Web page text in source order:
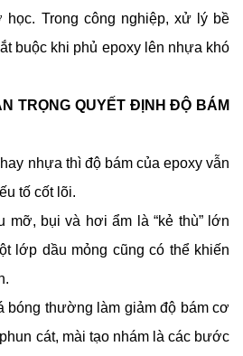
học. Trong công nghiệp, xử lý bề
buộc khi phủ epoxy lên nhựa khó
TRỌNG QUYẾT ĐỊNH ĐỘ BÁM
nhựa thì độ bám của epoxy vẫn
tố cốt lõi.
mỡ, bụi và hơi ẩm là “kẻ thù” lớn
lớp dầu mỏng cũng có thể khiến
bóng thường làm giảm độ bám cơ
cát, mài tạo nhám là các bước